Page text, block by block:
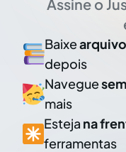
Assine o
Baixe
depois
Navegue
mais
Esteja na
ferramentas